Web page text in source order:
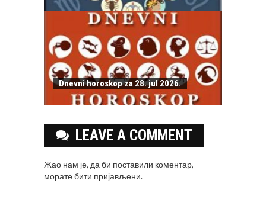
Dnevni horoskop za 28. jul 2026.
LEAVE A COMMENT
Жао нам је, да би поставили коментар,
моратебити пријављени.